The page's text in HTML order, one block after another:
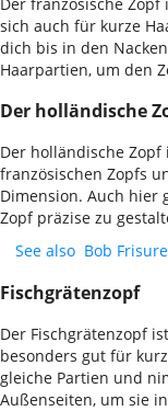
sich auch für kurze
dich bis in den
Haarpartien, um den
Der holländische
Der holländische
französischen Zopfs
Dimension. Auch hier
Zopf präzise zu
See also Bob
Fischgrätenzopf
Der Fischgrätenzopf
besonders gut für
gleiche Partien und
Außenseiten, um sie